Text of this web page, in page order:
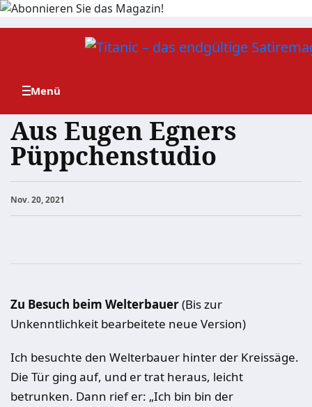
Zum
Aus Eugen Egners
Püppchenstudio
Nov. 20, 2021
Zu Besuch beim Welterbauer(Bis zur
Unkenntlichkeit bearbeitete neue Version)
Ich besuchte den Welterbauer hinter der Kreissäge.
Die Tür ging auf, und er trat heraus, leicht
betrunken. Dann rief er: „Ich bin bin der